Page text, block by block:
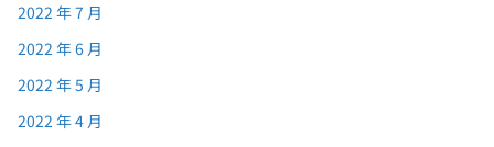
2022 年 7 月
2022 年 6 月
2022 年 5 月
2022 年 4 月